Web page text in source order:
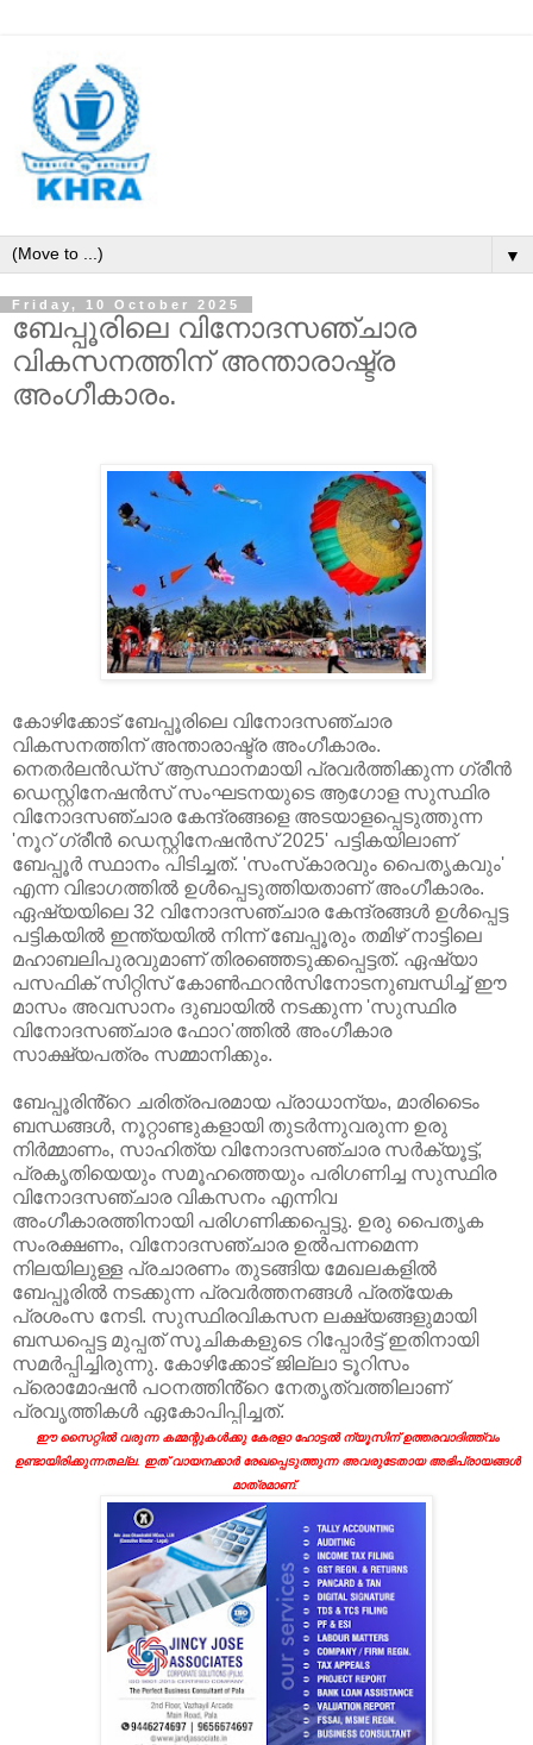
▼
Friday, 10 October 2025
ബേപ്പൂരിലെ വിനോദസഞ്ചാര
വികസനത്തിന് അന്താരാഷ്ട്ര
അംഗീകാരം.
കോഴിക്കോട് ബേപ്പൂരിലെ വിനോദസഞ്ചാര
വികസനത്തിന് അന്താരാഷ്ട്ര അംഗീകാരം.
നെതർലൻഡ്‌സ് ആസ്ഥാനമായി പ്രവർത്തിക്കുന്ന ഗ്രീൻ
ഡെസ്റ്റിനേഷൻസ് സംഘടനയുടെ ആഗോള സുസ്ഥിര
വിനോദസഞ്ചാര കേന്ദ്രങ്ങളെ അടയാളപ്പെടുത്തുന്ന
'നൂറ് ഗ്രീൻ ഡെസ്റ്റിനേഷൻസ് 2025' പട്ടികയിലാണ്
ബേപ്പൂർ സ്ഥാനം പിടിച്ചത്. 'സംസ്‌കാരവും പൈതൃകവും'
എന്ന വിഭാഗത്തിൽ ഉൾപ്പെടുത്തിയതാണ് അംഗീകാരം.
ഏഷ്യയിലെ 32 വിനോദസഞ്ചാര കേന്ദ്രങ്ങൾ ഉൾപ്പെട്ട
പട്ടികയിൽ ഇന്ത്യയിൽ നിന്ന് ബേപ്പൂരും തമിഴ് നാട്ടിലെ
മഹാബലിപുരവുമാണ് തിരഞ്ഞെടുക്കപ്പെട്ടത്. ഏഷ്യാ
പസഫിക് സിറ്റിസ് കോൺഫറൻസിനോടനുബന്ധിച്ച് ഈ
മാസം അവസാനം ദുബായിൽ നടക്കുന്ന 'സുസ്ഥിര
വിനോദസഞ്ചാര ഫോറ'ത്തിൽ അംഗീകാര
സാക്ഷ്യപത്രം സമ്മാനിക്കും.
ബേപ്പൂരിൻ്റെ ചരിത്രപരമായ പ്രാധാന്യം, മാരിടൈം
ബന്ധങ്ങൾ, നൂറ്റാണ്ടുകളായി തുടർന്നുവരുന്ന ഉരു
നിർമ്മാണം, സാഹിത്യ വിനോദസഞ്ചാര സര്‍ക്യൂട്ട്,
പ്രകൃതിയെയും സമൂഹത്തെയും പരിഗണിച്ച സുസ്ഥിര
വിനോദസഞ്ചാര വികസനം എന്നിവ
അംഗീകാരത്തിനായി പരിഗണിക്കപ്പെട്ടു. ഉരു പൈതൃക
സംരക്ഷണം, വിനോദസഞ്ചാര ഉൽപന്നമെന്ന
നിലയിലുള്ള പ്രചാരണം തുടങ്ങിയ മേഖലകളിൽ
ബേപ്പൂരിൽ നടക്കുന്ന പ്രവര്‍ത്തനങ്ങള്‍ പ്രത്യേക
പ്രശംസ നേടി. സുസ്ഥിരവികസന ലക്ഷ്യങ്ങളുമായി
ബന്ധപ്പെട്ട മുപ്പത് സൂചികകളുടെ റിപ്പോർട്ട് ഇതിനായി
സമർപ്പിച്ചിരുന്നു. കോഴിക്കോട് ജില്ലാ ടൂറിസം
പ്രൊമോഷൻ പഠനത്തിൻ്റെ നേതൃത്വത്തിലാണ്
പ്രവൃത്തികൾ ഏകോപിപ്പിച്ചത്.
ഈ സൈറ്റിൽ വരുന്ന കമ്മന്റുകൾക്കു കേരളാ ഹോട്ടൽ ന്യൂസിന് ഉത്തരവാദിത്ത്വം
ഉണ്ടായിരിക്കുന്നതല്ല. ഇത് വായനക്കാർ രേഖപ്പെടുത്തുന്ന അവരുടേതായ അഭിപ്രായങ്ങൾ
മാത്രമാണ്.